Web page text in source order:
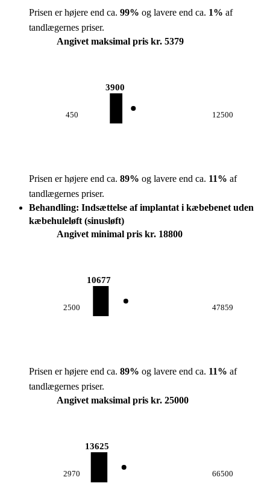
Prisen er højere end ca. 99% og lavere end ca. 1% af
tandlægernes priser.
Angivet maksimal pris kr. 5379
450
3900
12500
Prisen er højere end ca. 89% og lavere end ca. 11% af
tandlægernes priser.
Behandling: Indsættelse af implantat i kæbebenet uden
kæbehuleløft (sinusløft)
Angivet minimal pris kr. 18800
2500
10677
47859
Prisen er højere end ca. 89% og lavere end ca. 11% af
tandlægernes priser.
Angivet maksimal pris kr. 25000
2970
13625
66500